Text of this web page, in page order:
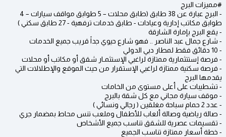
#مميزات البرج
- البرج عبارة عن 38 طابق (طابق محلات – 5 طوابق مواقف سيارات – 4
طوابق مكاتب إدارية وعيادات - طابق خدمات ترفهية - 27 طابق سكني )
- يقع البرج بإمارة الشارقة
- شارع جمال عبد الناصر .. فهو شارع حيوي جداً قريب جميع الخدمات
- 10 دقائق فقط لمطار دبي الدولي
- فرصة إستتثمارية ممتازة لراغبي الإستثمـار شقق أو مكاتب أو محلات
- فرصة سكنية ممتازة لراغبي الإستقرار من حيث الموقع والإطلالات التي
يقدمها البرج
- تشطيبات على أعلى مستوى من الخامات
- موقف سيارة مجاني مع كل شقة بالبرج
- عدد 2 حمام سباحة مغلقين ( رجالي ونسائي )
- صالة رياضية وصالة ألعاب للأطفال وملعب تنس محاط بمضمار جري
- تقسيمات عصرية للشقق تناسب جميع الأشخاص
- خطة أسعار ممتازة تناسب الجميع